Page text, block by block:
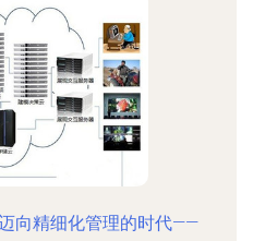
向精细化管理的时代——